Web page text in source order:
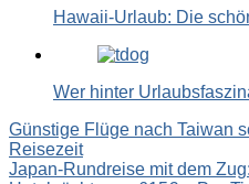
Hawaii-Urlaub: Die
Wer hinter
Beitragsnavigation
Günstige Flüge nach Taiwan
Reisezeit
Japan-Rundreise mit dem